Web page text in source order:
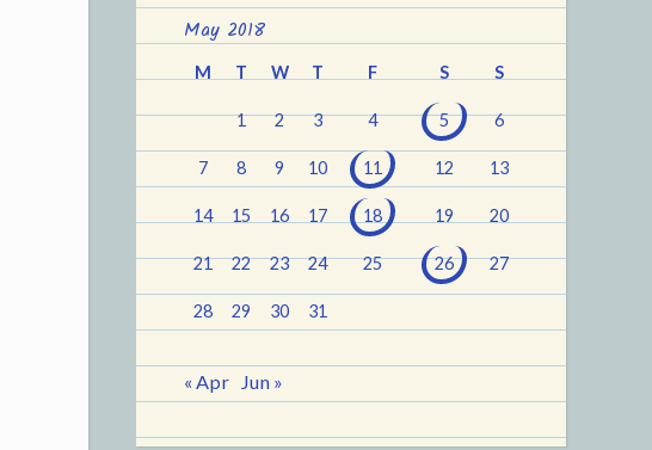
May 2018
M T W T F S S
1 2 3 4 5 6
7 8 9 10 11 12 13
14 15 16 17 18 19 20
21 22 23 24 25 26 27
28 29 30 31
« Apr Jun »